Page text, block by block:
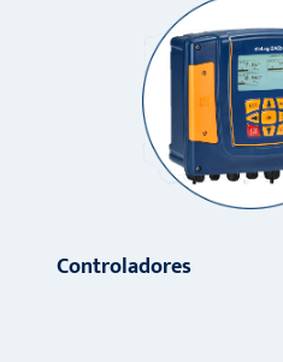
Controladores